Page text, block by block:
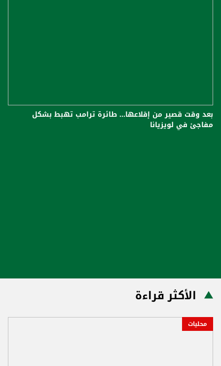
بعد وقت قصير من إقلاعها... طائرة ترامب تهبط بشكل
مفاجئ في لويزيانا
الأكثر قراءة
محليات